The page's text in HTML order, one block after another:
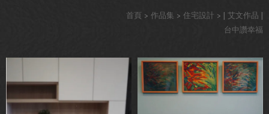
首頁 > 作品集 > 住宅設計
> | 艾文作品 |
台中讚幸福